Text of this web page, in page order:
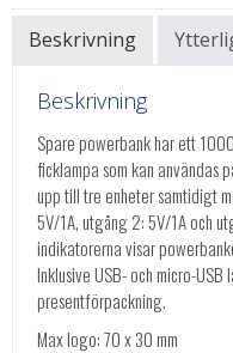
Beskrivning
Beskrivning
Spare powerbank har ett
ficklampa som kan användas
upp till tre enheter samtidigt
5V/1A, utgång 2: 5V/1A och
indikatorerna visar
Inklusive USB- och micro-
presentförpackning.
Max logo: 70 x 30 mm